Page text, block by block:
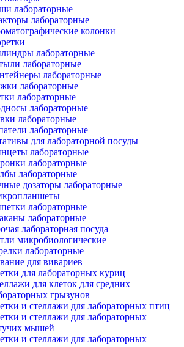
лабораторные
лабораторные
колонки
лабораторные
лабораторные
лабораторные
лабораторные
лабораторные
лабораторные
лабораторные
лабораторные
для лабораторной посуды
лабораторные
лабораторные
лабораторные
дозаторы лабораторные
лабораторные
лабораторные
лабораторная посуда
микробиологические
лабораторные
для вивариев
для лабораторных куриц
для клеток для средних
грызунов
и стеллажи для лабораторных птиц
и стеллажи для лабораторных
мышей
и стеллажи для лабораторных